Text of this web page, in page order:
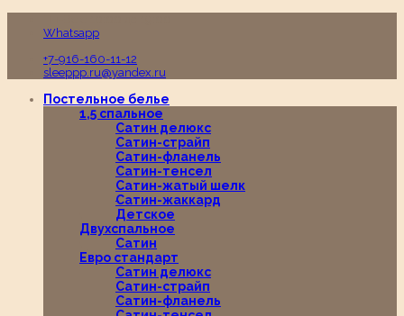
Whatsapp
+7-916-160-11-12
sleeppp.ru@yandex.ru
Постельное белье
1,5 спальное
Сатин делюкс
Сатин-страйп
Сатин-фланель
Сатин-тенсел
Сатин-жатый шелк
Сатин-жаккард
Детское
Двухспальное
Сатин
Евро стандарт
Сатин делюкс
Сатин-страйп
Сатин-фланель